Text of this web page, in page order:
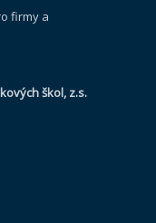
firmy a
škol, z.s.